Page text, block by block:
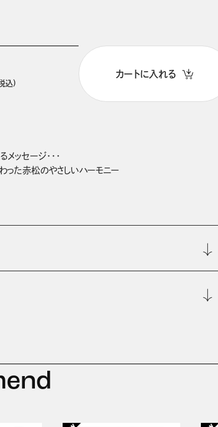
込)
カートに入れる
ッセージ・・・
った赤松のやさしいハーモニー